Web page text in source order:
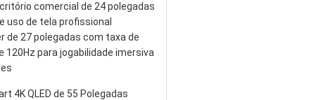
comercial de 24 polegadas
uso de tela profissional
de 27 polegadas com taxa de
120Hz para jogabilidade imersiva
4K QLED de 55 Polegadas